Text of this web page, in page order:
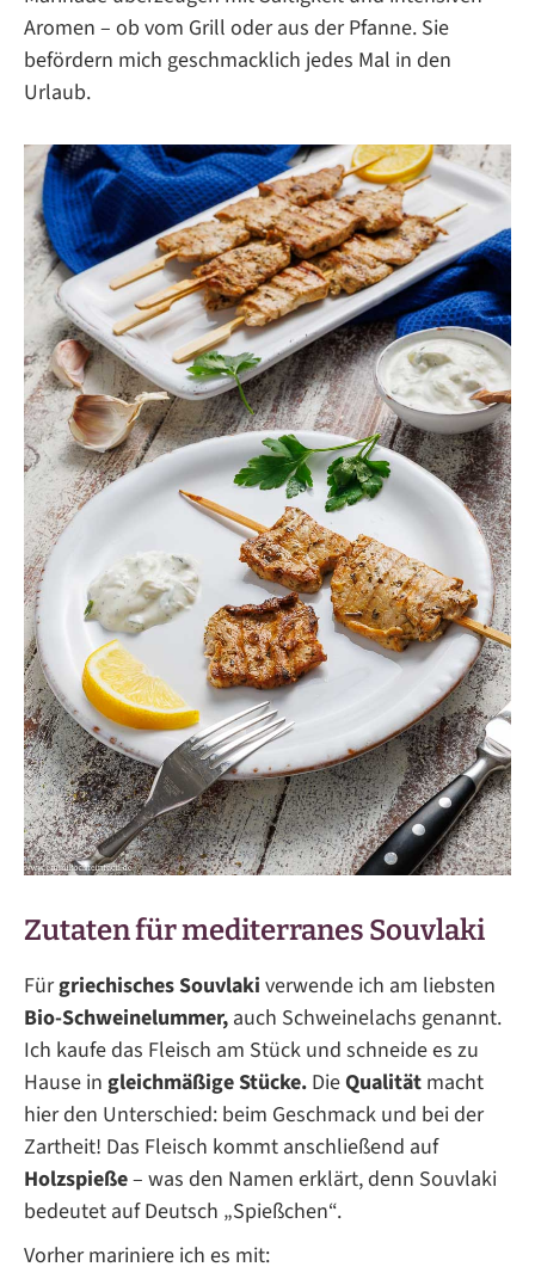
Aromen – ob vom Grill oder aus der Pfanne. Sie
befördern mich geschmacklich jedes Mal in den
Urlaub.
Zutaten für mediterranes Souvlaki
Fürgriechisches Souvlaki verwende ich am liebsten
Bio-Schweinelummer, auch Schweinelachs genannt.
Ich kaufe das Fleisch am Stück und schneide es zu
Hause in gleichmäßige Stücke. DieQualität macht
hier den Unterschied: beim Geschmack und bei der
Zartheit! Das Fleisch kommt anschließend auf
Holzspieße– was den Namen erklärt, denn Souvlaki
bedeutet auf Deutsch „Spießchen“.
Vorher mariniere ich es mit: